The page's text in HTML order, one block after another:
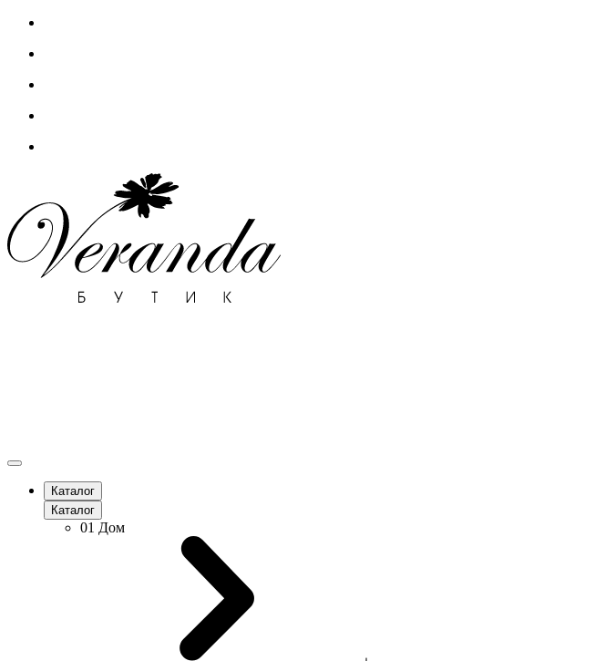
Каталог
Каталог
01 Дом